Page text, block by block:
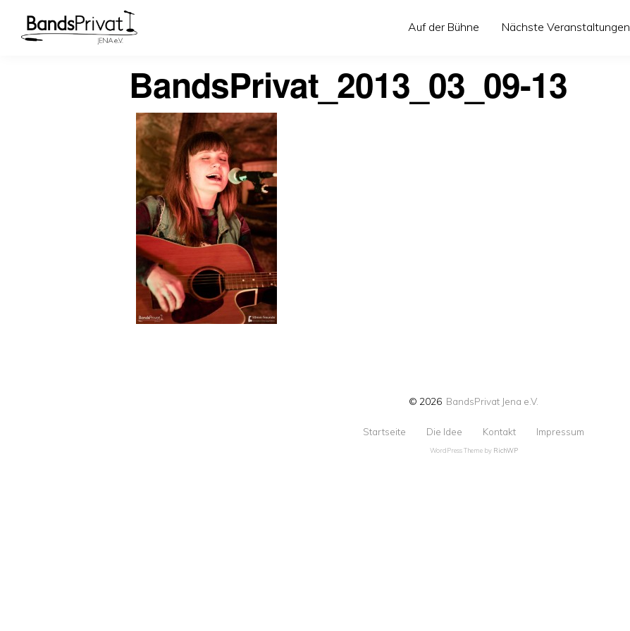
Auf der Bühne Nächste Veranstaltungen
BandsPrivat_2013_03_09-13
© 2026 BandsPrivat Jena e.V.
Startseite Die Idee Kontakt Impressum
WordPress Theme by RichWP